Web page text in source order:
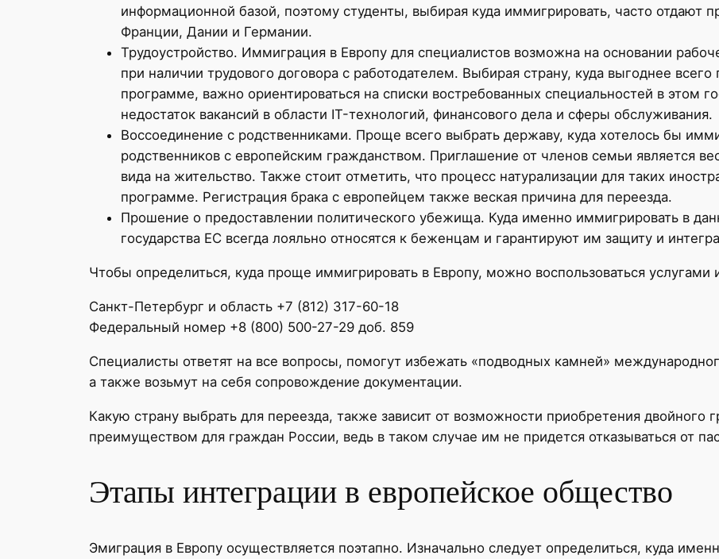
информационной базой, поэтому студенты, выбирая куда иммигрировать, часто отдают
Франции, Дании и Германии.
Трудоустройство. Иммиграция в Европу для специалистов возможна на основании
при наличии трудового договора с работодателем. Выбирая страну, куда выгоднее
программе, важно ориентироваться на списки востребованных специальностей в этом
недостаток вакансий в области IT-технологий, финансового дела и сферы обслуживания.
Воссоединение с родственниками. Проще всего выбрать державу, куда хотелось бы
родственников с европейским гражданством. Приглашение от членов семьи является
вида на жительство. Также стоит отметить, что процесс натурализации для таких
программе. Регистрация брака с европейцем также веская причина для переезда.
Прошение о предоставлении политического убежища. Куда именно иммигрировать в
государства ЕС всегда лояльно относятся к беженцам и гарантируют им защиту и
Чтобы определиться, куда проще иммигрировать в Европу, можно воспользоваться
Санкт-Петербург и область +7 (812) 317-60-18
Федеральный номер +8 (800) 500-27-29 доб. 859
Специалисты ответят на все вопросы, помогут избежать «подводных камней»
а также возьмут на себя сопровождение документации.
Какую страну выбрать для переезда, также зависит от возможности приобретения двойного
преимуществом для граждан России, ведь в таком случае им не придется отказываться от
Этапы интеграции в европейское общество
Эмиграция в Европу осуществляется поэтапно. Изначально следует определиться, куда